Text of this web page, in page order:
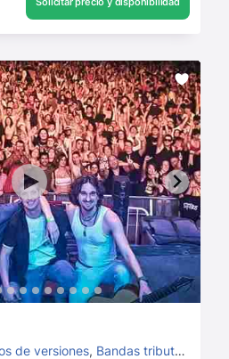
de versiones, Bandas tributo ,